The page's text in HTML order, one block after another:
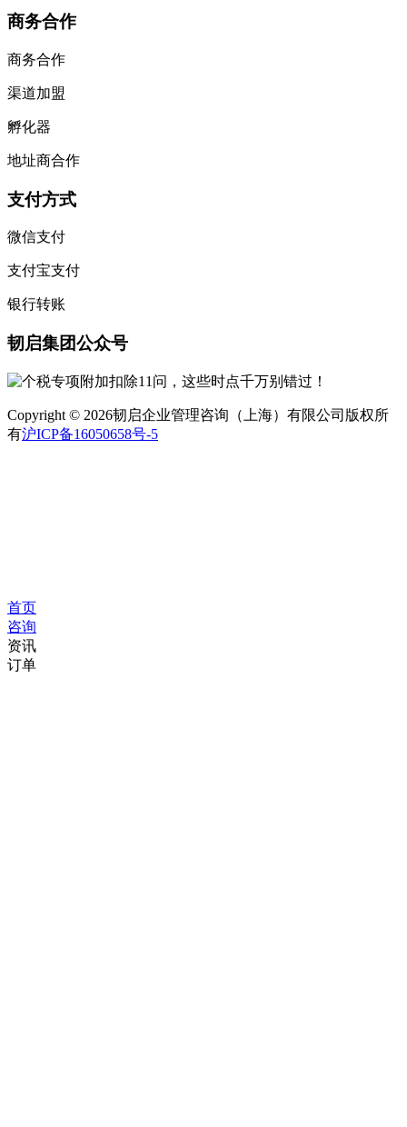
商务合作
商务合作
渠道加盟
孵化器
地址商合作
支付方式
微信支付
支付宝支付
银行转账
韧启集团公众号
Copyright © 2026韧启企业管理咨询（上海）有限公司版权所
有沪ICP备16050658号-5
首页
咨询
资讯
订单